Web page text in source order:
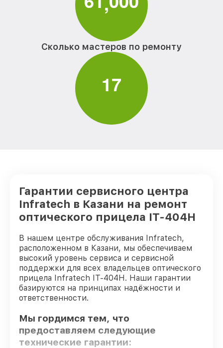
Сколько мастеров по ремонту
17
Гарантии сервисного центра
Infratech в Казани на ремонт
оптического прицела IT-404H
В нашем центре обслуживания Infratech,
расположенном в Казани, мы обеспечиваем
высокий уровень сервиса и сервисной
поддержки для всех владельцев оптического
прицела Infratech IT-404H. Наши гарантии
базируются на принципах надёжности и
ответственности.
Мы гордимся тем, что
предоставляем следующие
технические гарантии: